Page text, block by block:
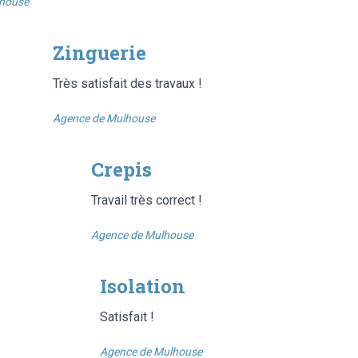
Zinguerie
Très satisfait des travaux !
Agence de Mulhouse
Crepis
Travail très correct !
Agence de Mulhouse
Isolation
Satisfait !
Agence de Mulhouse